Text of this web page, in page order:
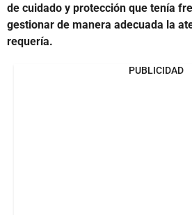
de cuidado y protección que tenía
gestionar de manera adecuada la
requería.
PUBLICIDAD